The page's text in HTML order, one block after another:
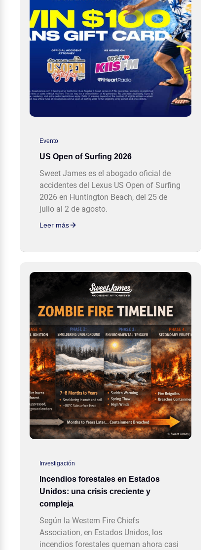
Evento
US Open of Surfing 2026
Sweet James es el abogado oficial de
accidentes del Lexus US Open of Surfing
2026 en Huntington Beach, del 25 de
julio al 2 de agosto.
Leer más
Investigación
Incendios forestales en Estados
Unidos: una crisis creciente y
compleja
Según la Western Fire Chiefs
Association, en Estados Unidos, los
incendios forestales queman ahora casi